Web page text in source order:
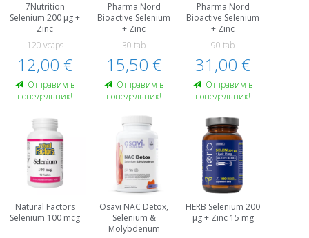
7Nutrition
Selenium 200 µg +
Zinc
120 vcaps
12,00 €
Oтправим в
понедельник!
Pharma Nord
Bioactive Selenium
+ Zinc
30 tab
15,50 €
Oтправим в
понедельник!
Pharma Nord
Bioactive Selenium
+ Zinc
90 tab
31,00 €
Oтправим в
понедельник!
Natural Factors
Selenium 100 mcg
Osavi NAC Detox,
Selenium &
Molybdenum
HERB Selenium 200
μg + Zinc 15 mg